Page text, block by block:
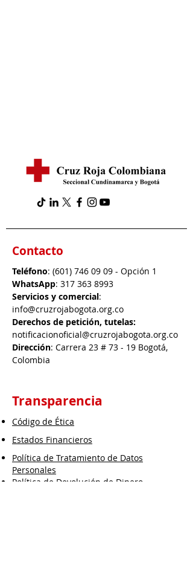
Contacto
Teléfono: (601) 746 09 09 - Opción 1
WhatsApp: 317 363 8993
Servicios y comercial:
info@cruzrojabogota.org.co
Derechos de petición, tutelas:
notificacionoficial@cruzrojabogota.org.co
Dirección: Carrera 23 # 73 - 19 Bogotá,
Colombia
Transparencia
Código de Ética
Estados Financieros
Política de Tratamiento de Datos
Personales
Política de Devolución de Dinero